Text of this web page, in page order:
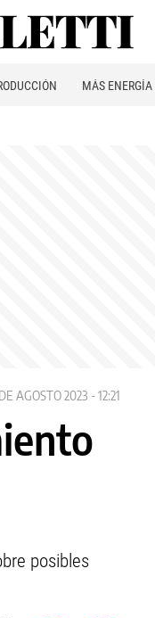
MÁS ENERGÍA
AGOSTO 2023 - 12:21
posibles